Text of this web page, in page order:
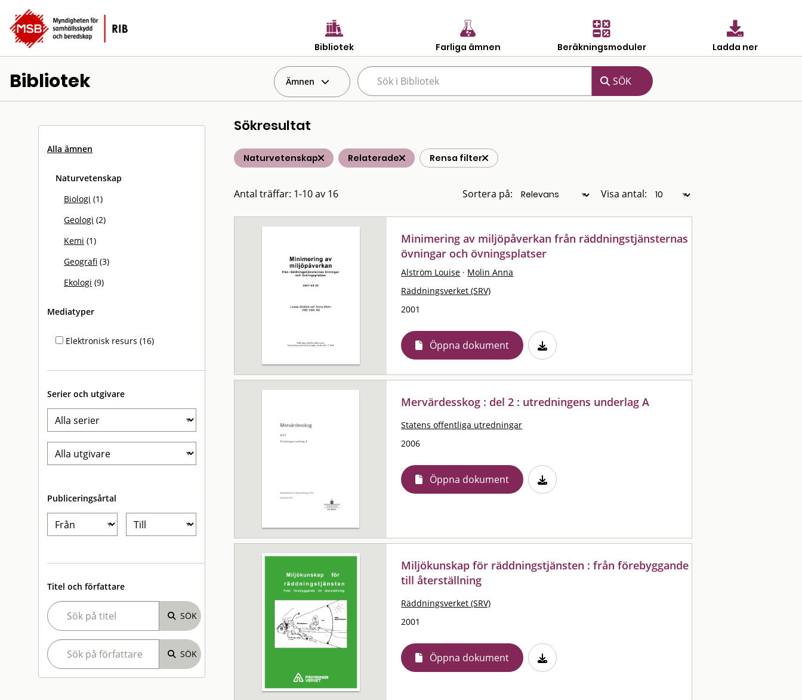
Bibliotek Farliga ämnen Beräkningsmoduler Ladda ner
Bibliotek Ämnen
Alla ämnen
Naturvetenskap
Biologi (1)
Geologi (2)
Kemi (1)
Geografi (3)
Ekologi (9)
Mediatyper
Elektronisk resurs (16)
Serier och utgivare
Publiceringsårtal
Titel och författare
Sökresultat
Naturvetenskap Relaterade Rensa filter
Antal träffar: 1-10 av 16 Sortera på: Visa antal:
Minimering av miljöpåverkan från räddningstjänsternas
övningar och övningsplatser
Alström Louise · Molin Anna
Räddningsverket (SRV)
2001
Öppna dokument
Mervärdesskog : del 2 : utredningens underlag A
Statens offentliga utredningar
2006
Öppna dokument
Miljökunskap för räddningstjänsten : från förebyggande
till återställning
Räddningsverket (SRV)
2001
Öppna dokument